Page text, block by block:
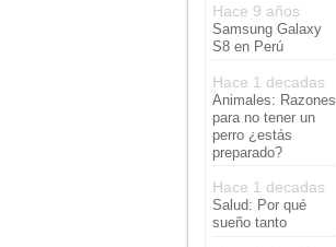
Hace 9 años
Samsung Galaxy
S8 en Perú
Hace 1 decadas
Animales: Razones
para no tener un
perro ¿estás
preparado?
Hace 1 decadas
Salud: Por qué
sueño tanto